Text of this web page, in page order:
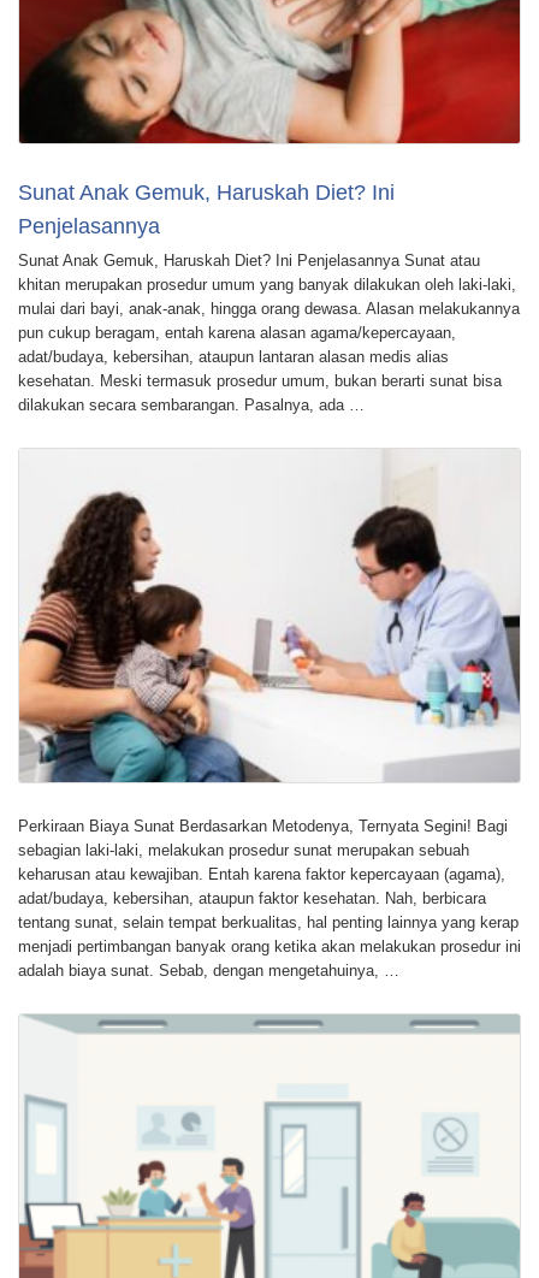
Sunat Anak Gemuk, Haruskah Diet? Ini
Penjelasannya
Sunat Anak Gemuk, Haruskah Diet? Ini Penjelasannya Sunat atau
khitan merupakan prosedur umum yang banyak dilakukan oleh laki-laki,
mulai dari bayi, anak-anak, hingga orang dewasa. Alasan melakukannya
pun cukup beragam, entah karena alasan agama/kepercayaan,
adat/budaya, kebersihan, ataupun lantaran alasan medis alias
kesehatan. Meski termasuk prosedur umum, bukan berarti sunat bisa
dilakukan secara sembarangan. Pasalnya, ada …
Perkiraan Biaya Sunat Berdasarkan Metodenya, Ternyata Segini! Bagi
sebagian laki-laki, melakukan prosedur sunat merupakan sebuah
keharusan atau kewajiban. Entah karena faktor kepercayaan (agama),
adat/budaya, kebersihan, ataupun faktor kesehatan. Nah, berbicara
tentang sunat, selain tempat berkualitas, hal penting lainnya yang kerap
menjadi pertimbangan banyak orang ketika akan melakukan prosedur ini
adalah biaya sunat. Sebab, dengan mengetahuinya, …